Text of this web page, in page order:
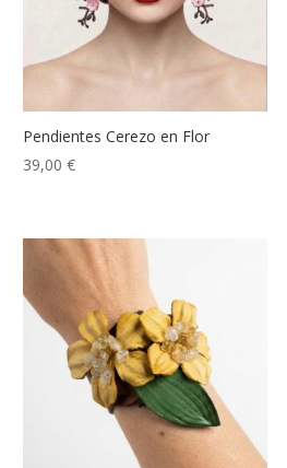
Pendientes Cerezo en Flor
39,00 €